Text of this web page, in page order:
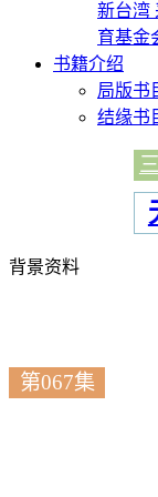
新台湾
育基金
书籍介绍
局版书
结缘书
背景资料
第067集